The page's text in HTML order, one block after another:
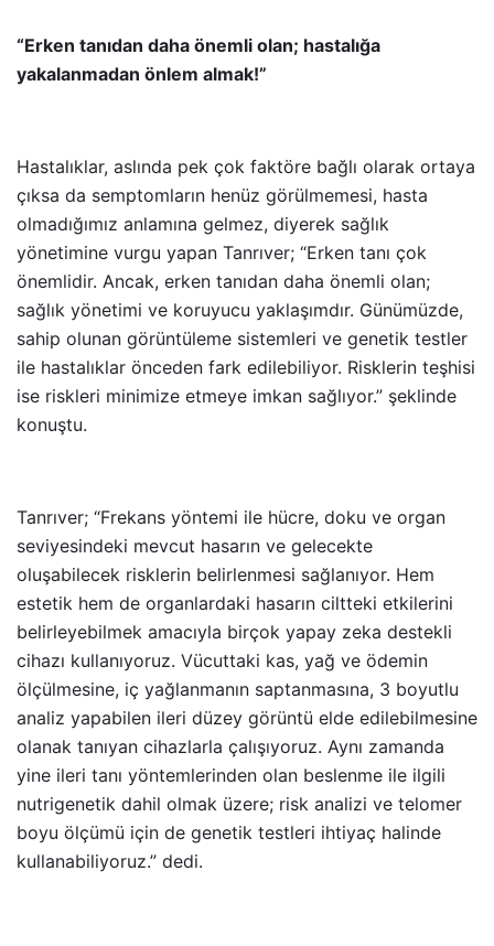
“Erken tanıdan daha önemli olan; hastalığa
yakalanmadan önlem almak!”
Hastalıklar, aslında pek çok faktöre bağlı olarak ortaya
çıksa da semptomların henüz görülmemesi, hasta
olmadığımız anlamına gelmez, diyerek sağlık
yönetimine vurgu yapan Tanrıver; “Erken tanı çok
önemlidir. Ancak, erken tanıdan daha önemli olan;
sağlık yönetimi ve koruyucu yaklaşımdır. Günümüzde,
sahip olunan görüntüleme sistemleri ve genetik testler
ile hastalıklar önceden fark edilebiliyor. Risklerin teşhisi
ise riskleri minimize etmeye imkan sağlıyor.” şeklinde
konuştu.
Tanrıver; “Frekans yöntemi ile hücre, doku ve organ
seviyesindeki mevcut hasarın ve gelecekte
oluşabilecek risklerin belirlenmesi sağlanıyor. Hem
estetik hem de organlardaki hasarın ciltteki etkilerini
belirleyebilmek amacıyla birçok yapay zeka destekli
cihazı kullanıyoruz. Vücuttaki kas, yağ ve ödemin
ölçülmesine, iç yağlanmanın saptanmasına, 3 boyutlu
analiz yapabilen ileri düzey görüntü elde edilebilmesine
olanak tanıyan cihazlarla çalışıyoruz. Aynı zamanda
yine ileri tanı yöntemlerinden olan beslenme ile ilgili
nutrigenetik dahil olmak üzere; risk analizi ve telomer
boyu ölçümü için de genetik testleri ihtiyaç halinde
kullanabiliyoruz.” dedi.